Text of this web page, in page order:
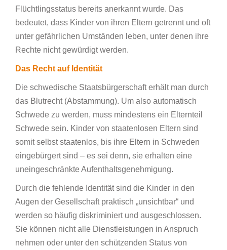
Flüchtlingsstatus bereits anerkannt wurde. Das
bedeutet, dass Kinder von ihren Eltern getrennt und oft
unter gefährlichen Umständen leben, unter denen ihre
Rechte nicht gewürdigt werden.
Das Recht auf Identität
Die schwedische Staatsbürgerschaft erhält man durch
das Blutrecht (Abstammung). Um also automatisch
Schwede zu werden, muss mindestens ein Elternteil
Schwede sein. Kinder von staatenlosen Eltern sind
somit selbst staatenlos, bis ihre Eltern in Schweden
eingebürgert sind – es sei denn, sie erhalten eine
uneingeschränkte Aufenthaltsgenehmigung.
Durch die fehlende Identität sind die Kinder in den
Augen der Gesellschaft praktisch „unsichtbar“ und
werden so häufig diskriminiert und ausgeschlossen.
Sie können nicht alle Dienstleistungen in Anspruch
nehmen oder unter den schützenden Status von